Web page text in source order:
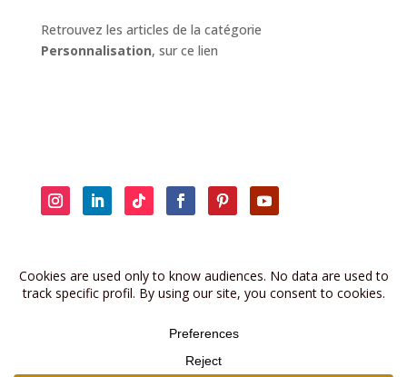
Retrouvez les articles de la catégorie
Personnalisation, sur ce lien